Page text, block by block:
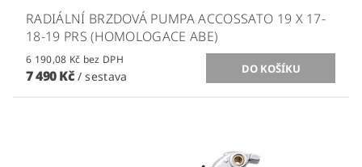
RADIÁLNÍ BRZDOVÁ PUMPA ACCOSSATO 19 X 17-
18-19 PRS (HOMOLOGACE ABE)
6 190,08 Kč bez DPH
7 490 Kč / sestava